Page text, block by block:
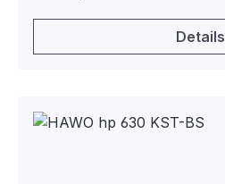
Details